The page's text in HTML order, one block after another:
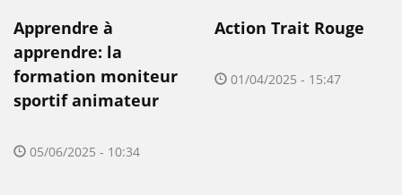
Apprendre à
apprendre: la
formation moniteur
sportif animateur
05/06/2025 - 10:34
Action Trait Rouge
01/04/2025 - 15:47